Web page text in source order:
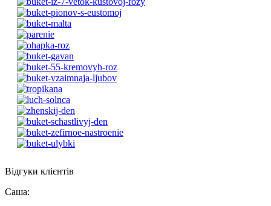
Відгуки клієнтів
Саша: